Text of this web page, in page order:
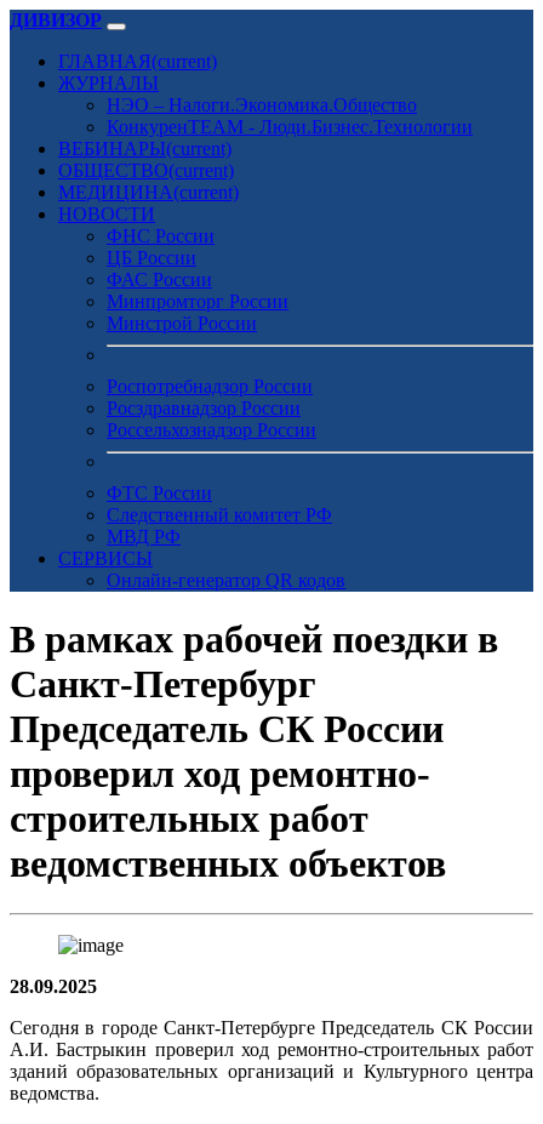
ДИВИЗОР
ГЛАВНАЯ(current)
ЖУРНАЛЫ
НЭО – Налоги.Экономика.Общество
КонкуренTEAM - Люди.Бизнес.Технологии
ВЕБИНАРЫ(current)
ОБЩЕСТВО(current)
МЕДИЦИНА(current)
НОВОСТИ
ФНС России
ЦБ России
ФАС России
Минпромторг России
Минстрой России
Роспотребнадзор России
Росздравнадзор России
Россельхознадзор России
ФТС России
Следственный комитет РФ
МВД РФ
СЕРВИСЫ
Онлайн-генератор QR кодов
В рамках рабочей поездки в
Санкт-Петербург
Председатель СК России
проверил ход ремонтно-
строительных работ
ведомственных объектов
28.09.2025
Сегодня в городе Санкт-Петербурге Председатель СК России
А.И. Бастрыкин проверил ход ремонтно-строительных работ
зданий образовательных организаций и Культурного центра
ведомства.